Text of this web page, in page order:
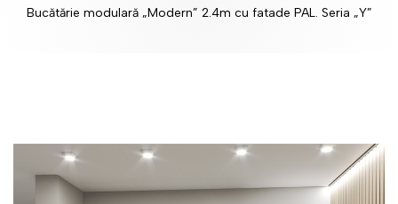
Bucătărie modulară „Modern” 2.4m cu fatade PAL. Seria „Y”